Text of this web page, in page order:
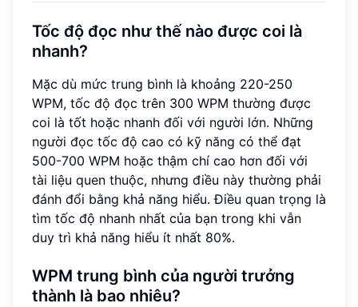
Tốc độ đọc như thế nào được coi là
nhanh?
Mặc dù mức trung bình là khoảng 220-250
WPM, tốc độ đọc trên 300 WPM thường được
coi là tốt hoặc nhanh đối với người lớn. Những
người đọc tốc độ cao có kỹ năng có thể đạt
500-700 WPM hoặc thậm chí cao hơn đối với
tài liệu quen thuộc, nhưng điều này thường phải
đánh đổi bằng khả năng hiểu. Điều quan trọng là
tìm tốc độ nhanh nhất của bạn trong khi vẫn
duy trì khả năng hiểu ít nhất 80%.
WPM trung bình của người trưởng
thành là bao nhiêu?